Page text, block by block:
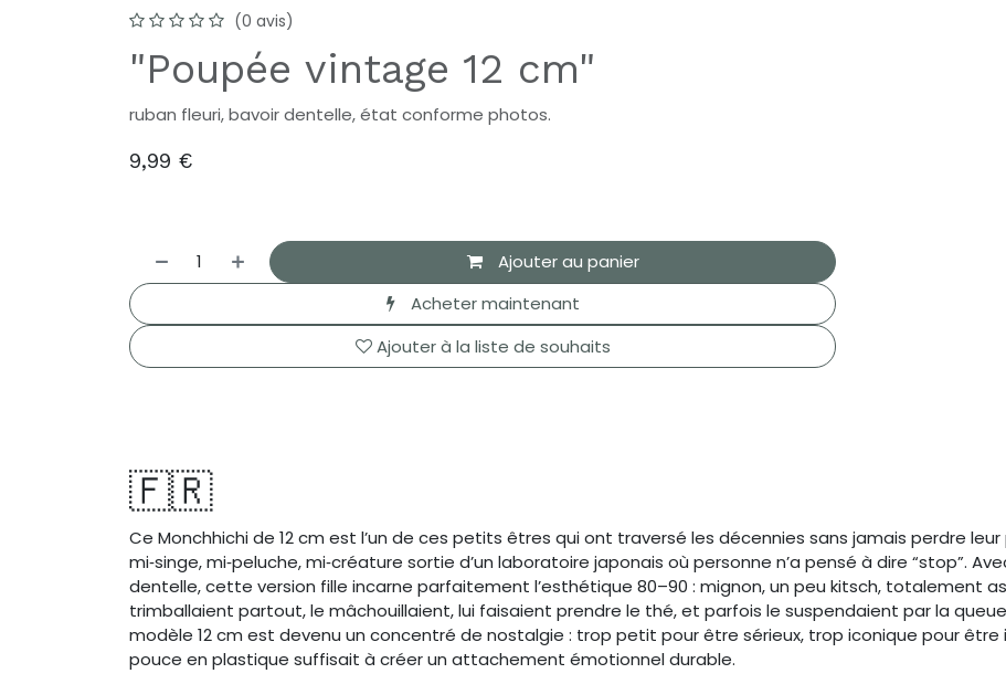
(0 avis)
"Poupée vintage 12 cm"
ruban fleuri, bavoir dentelle, état conforme photos.
9,99 €
Ajouter au panier
Acheter maintenant
Ajouter à la liste de souhaits
🇫🇷
Ce Monchhichi de 12 cm est l’un de ces petits êtres qui ont traversé les décennies sans jamais perdre
mi‑singe, mi‑peluche, mi‑créature sortie d’un laboratoire japonais où personne n’a pensé à dire “stop”.
dentelle, cette version fille incarne parfaitement l’esthétique 80–90 : mignon, un peu kitsch, totalement
trimballaient partout, le mâchouillaient, lui faisaient prendre le thé, et parfois le suspendaient par la
modèle 12 cm est devenu un concentré de nostalgie : trop petit pour être sérieux, trop iconique pour être
pouce en plastique suffisait à créer un attachement émotionnel durable.